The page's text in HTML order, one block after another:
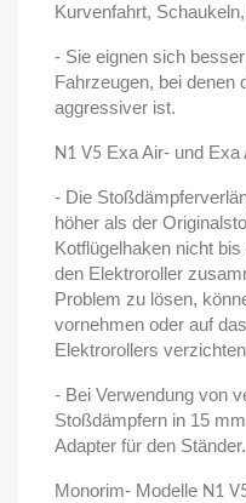
Kurvenfahrt,
- Sie eignen sich
Fahrzeugen, bei denen
aggressiver ist.
N1 V5 Exa Air- und Exa
- Die
höher als der
Kotflügelhaken nicht
den Elektroroller
Problem zu lösen,
vornehmen oder auf
Elektrorollers
- Bei Verwendung von
Stoßdämpfern in 15
Adapter für den Ständer.
Monorim- Modelle N1